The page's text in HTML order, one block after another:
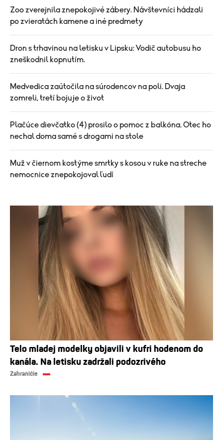
Zoo zverejnila znepokojivé zábery. Návštevníci hádzali
po zvieratách kamene a iné predmety
Dron s trhavinou na letisku v Lipsku: Vodič autobusu ho
zneškodnil kopnutím.
Medvedica zaútočila na súrodencov na poli. Dvaja
zomreli, tretí bojuje o život
Plačúce dievčatko (4) prosilo o pomoc z balkóna. Otec ho
nechal doma samé s drogami na stole
Muž v čiernom kostýme smrtky s kosou v ruke na streche
nemocnice znepokojoval ľudí
Telo mladej modelky objavili v kufri hodenom do
kanála. Na letisku zadržali podozrivého
Zahraničie